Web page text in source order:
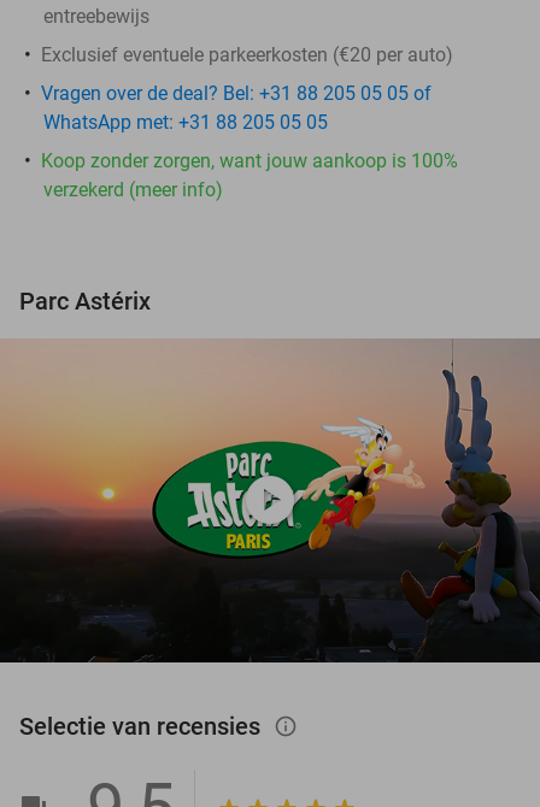
entreebewijs
Exclusief eventuele parkeerkosten (€20 per auto)
Vragen over de deal? Bel: +31 88 205 05 05 of
WhatsApp met: +31 88 205 05 05
Koop zonder zorgen, want jouw aankoop is 100%
verzekerd (meer info)
Parc Astérix
play_circle
Selectie van recensies info_outlined